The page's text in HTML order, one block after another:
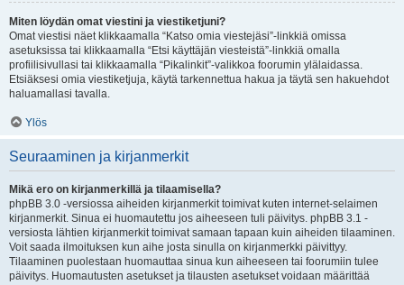
Miten löydän omat viestini ja viestiketjuni?
Omat viestisi näet klikkaamalla “Katso omia viestejäsi”-linkkiä omissa
asetuksissa tai klikkaamalla “Etsi käyttäjän viesteistä”-linkkiä omalla
profiilisivullasi tai klikkaamalla “Pikalinkit”-valikkoa foorumin ylälaidassa.
Etsiäksesi omia viestiketjuja, käytä tarkennettua hakua ja täytä sen hakuehdot
haluamallasi tavalla.
Ylös
Seuraaminen ja kirjanmerkit
Mikä ero on kirjanmerkillä ja tilaamisella?
phpBB 3.0 -versiossa aiheiden kirjanmerkit toimivat kuten internet-selaimen
kirjanmerkit. Sinua ei huomautettu jos aiheeseen tuli päivitys. phpBB 3.1 -
versiosta lähtien kirjanmerkit toimivat samaan tapaan kuin aiheiden tilaaminen.
Voit saada ilmoituksen kun aihe josta sinulla on kirjanmerkki päivittyy.
Tilaaminen puolestaan huomauttaa sinua kun aiheeseen tai foorumiin tulee
päivitys. Huomautusten asetukset ja tilausten asetukset voidaan määrittää